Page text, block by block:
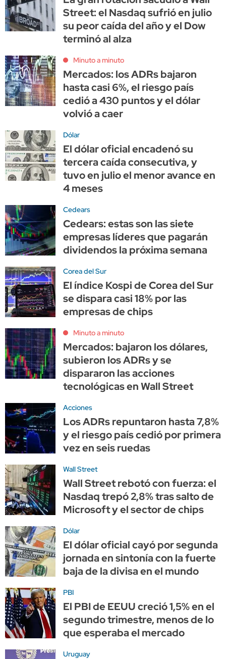
Street: el Nasdaq sufrió en julio
su peor caída del año y el Dow
terminó al alza
Minuto a minuto
Mercados: los ADRs bajaron
hasta casi 6%, el riesgo país
cedió a 430 puntos y el dólar
volvió a caer
Dólar
El dólar oficial encadenó su
tercera caída consecutiva, y
tuvo en julio el menor avance en
4 meses
Cedears
Cedears: estas son las siete
empresas líderes que pagarán
dividendos la próxima semana
Corea del Sur
El índice Kospi de Corea del Sur
se dispara casi 18% por las
empresas de chips
Minuto a minuto
Mercados: bajaron los dólares,
subieron los ADRs y se
dispararon las acciones
tecnológicas en Wall Street
Acciones
Los ADRs repuntaron hasta 7,8%
y el riesgo país cedió por primera
vez en seis ruedas
Wall Street
Wall Street rebotó con fuerza: el
Nasdaq trepó 2,8% tras salto de
Microsoft y el sector de chips
Dólar
El dólar oficial cayó por segunda
jornada en sintonía con la fuerte
baja de la divisa en el mundo
PBI
El PBI de EEUU creció 1,5% en el
segundo trimestre, menos de lo
que esperaba el mercado
Uruguay